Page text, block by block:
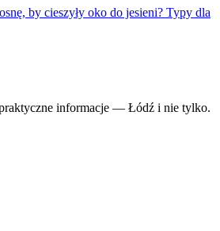
by cieszyły oko do jesieni? Typy dla
informacje — Łódź i nie tylko.